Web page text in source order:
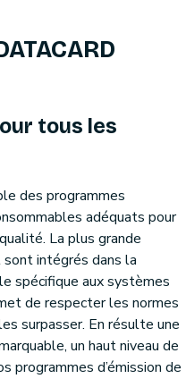
tous les
des programmes
adéquats pour
La plus grande
intégrés dans la
spécifique aux systèmes
de respecter les normes
surpasser. En résulte une
un haut niveau de
programmes d’émission de